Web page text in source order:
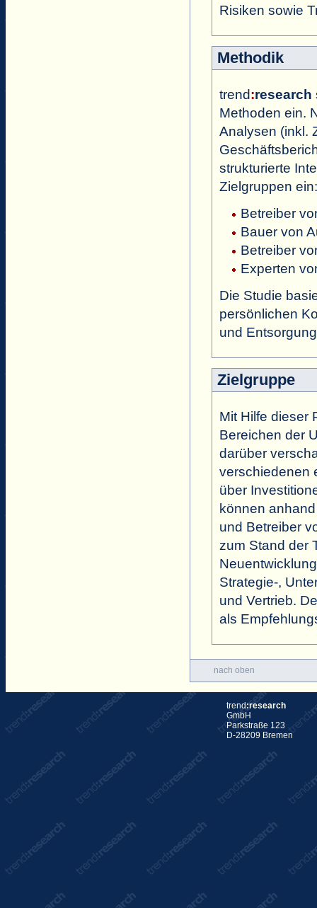
Risiken sowie
Methodik
trend:research
Methoden ein.
Analysen (inkl.
strukturierte
Zielgruppen ein:
Betreiber
Bauer von
Betreiber
Experten
Die Studie
persönlichen
und
Zielgruppe
Mit Hilfe dieser
Bereichen der
darüber
verschiedenen
über
können
und Betreiber
zum Stand der
Strategie-,
und Vertrieb.
als
nach oben
trend:research
GmbH
Parkstraße 123
D-28209 Bremen